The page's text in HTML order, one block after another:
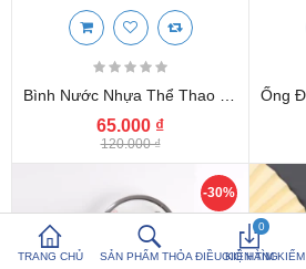
TRANG CHỦ SẢN PHẨM THỎA ĐIỀU KIỆN TÌM KIẾM
0
GIỎ HÀNG
65.000 ₫
120.000 ₫
-30%